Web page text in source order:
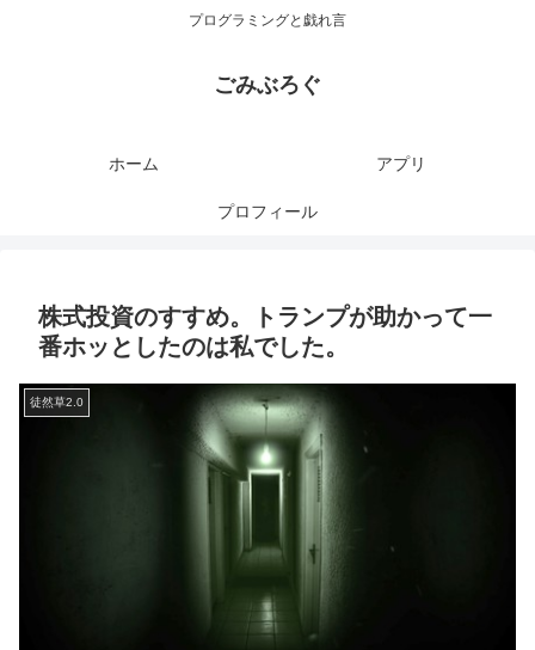
プログラミングと戯れ言
ごみぶろぐ
ホーム アプリ
プロフィール
株式投資のすすめ。トランプが助かって一
番ホッとしたのは私でした。
徒然草2.0